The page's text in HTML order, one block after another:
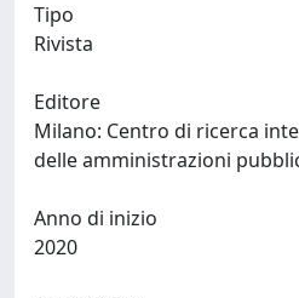
Tipo
Rivista
Editore
Milano: Centro di ricerca
Anno di inizio